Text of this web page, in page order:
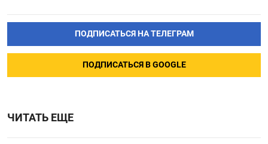
ПОДПИСАТЬСЯ НА ТЕЛЕГРАМ
ПОДПИСАТЬСЯ В GOOGLE
ЧИТАТЬ ЕЩЕ